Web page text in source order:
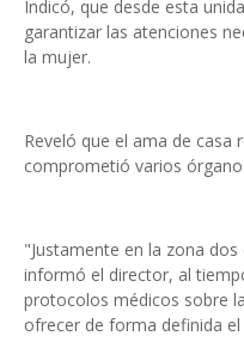
Indicó, que desde esta
garantizar las atenciones
la mujer.
Reveló que el ama de casa
comprometió varios
"Justamente en la zona
informó el director, al
protocolos médicos sobre
ofrecer de forma definida